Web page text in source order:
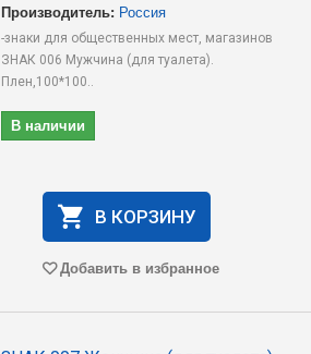
Производитель: Россия
-знаки для общественных мест, магазинов
ЗНАК 006 Мужчина (для туалета).
Плен,100*100..
В наличии
В КОРЗИНУ
Добавить в избранное